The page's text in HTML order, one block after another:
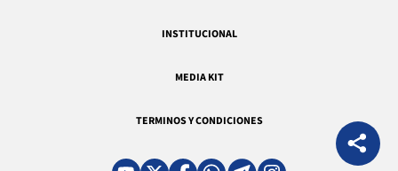
INSTITUCIONAL
MEDIA KIT
TERMINOS Y CONDICIONES